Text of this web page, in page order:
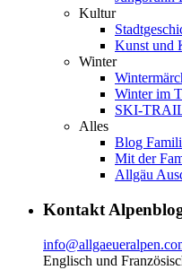
Kultur
Kunst und
Winter
Winter im
SKI-
Alles
Blog
Mit der
Allgäu
Kontakt
Englisch und